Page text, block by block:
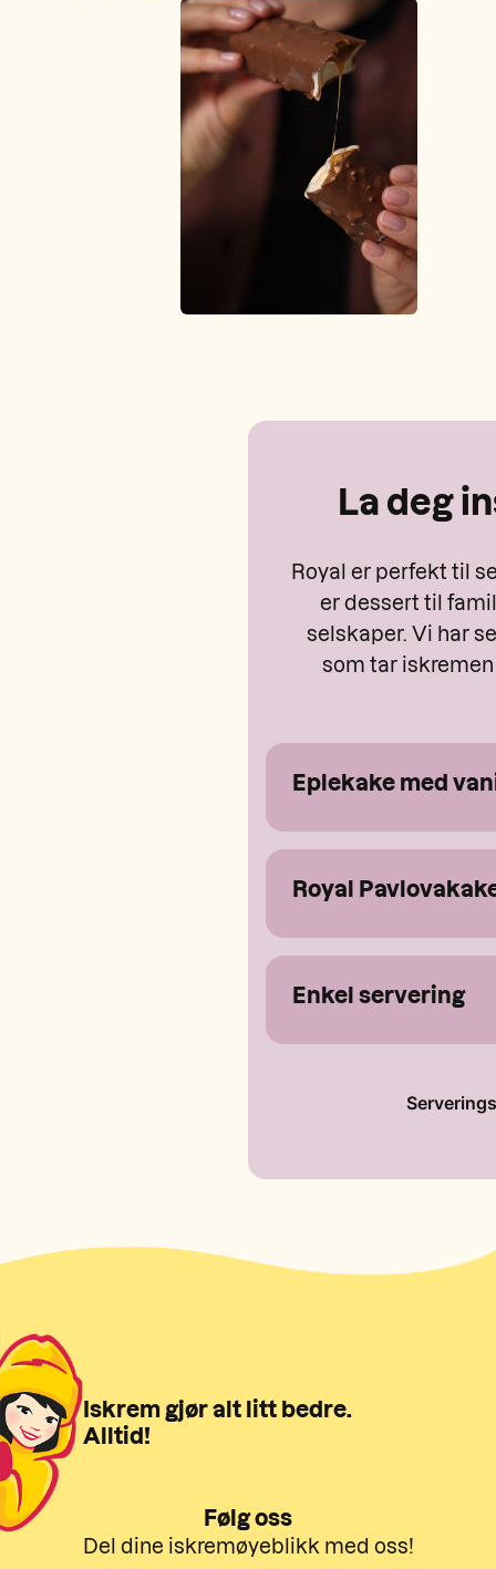
La deg
Royal er perfekt til
er dessert til
selskaper. Vi har
som tar
Eplekake med
Royal
Enkel servering
Iskrem gjør alt litt bedre.
Alltid!
Følg oss
Del dine iskremøyeblikk med oss!